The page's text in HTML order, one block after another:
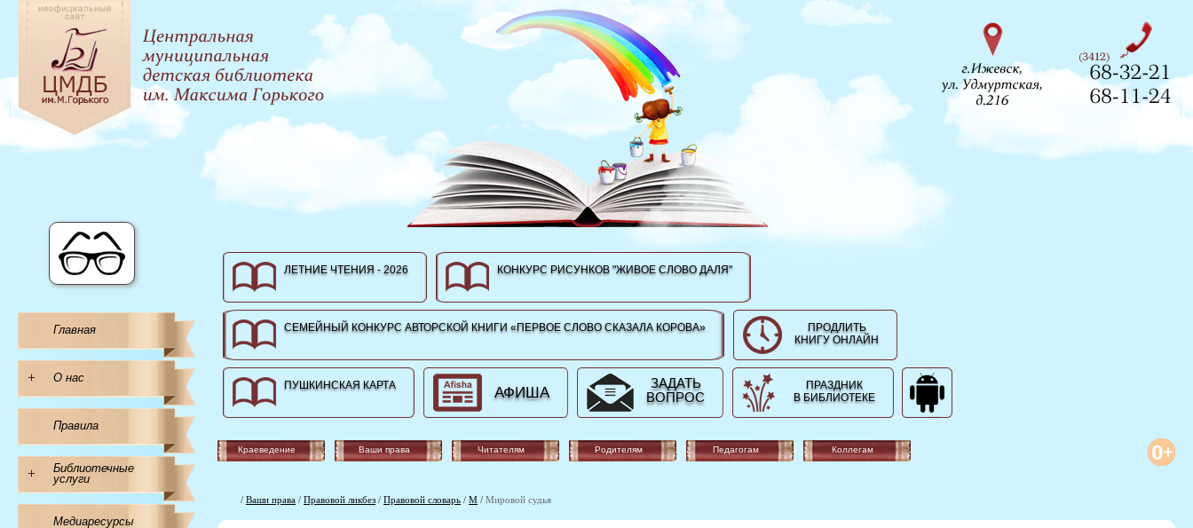
Главная
+ О нас
Правила
+
Библиотечные
услуги
Медиаресурсы
ЛЕТНИЕ ЧТЕНИЯ - 2026 КОНКУРС РИСУНКОВ "ЖИВОЕ СЛОВО ДАЛЯ"
СЕМЕЙНЫЙ КОНКУРС АВТОРСКОЙ КНИГИ «ПЕРВОЕ СЛОВО СКАЗАЛА КОРОВА»
ПРОДЛИТЬ
КНИГУ ОНЛАЙН
ПУШКИНСКАЯ КАРТА АФИША
ЗАДАТЬ
ВОПРОС
ПРАЗДНИК
В БИБЛИОТЕКЕ
Краеведение Ваши права Читателям Родителям Педагогам Коллегам
/ Ваши права / Правовой ликбез / Правовой словарь / М / Мировой судья